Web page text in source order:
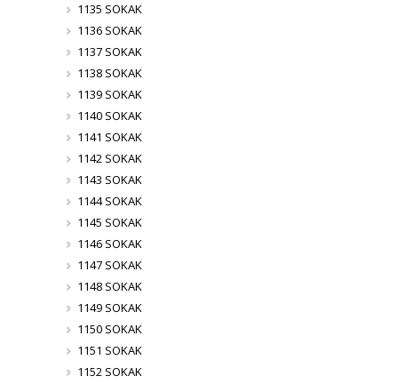
1135 SOKAK
1136 SOKAK
1137 SOKAK
1138 SOKAK
1139 SOKAK
1140 SOKAK
1141 SOKAK
1142 SOKAK
1143 SOKAK
1144 SOKAK
1145 SOKAK
1146 SOKAK
1147 SOKAK
1148 SOKAK
1149 SOKAK
1150 SOKAK
1151 SOKAK
1152 SOKAK